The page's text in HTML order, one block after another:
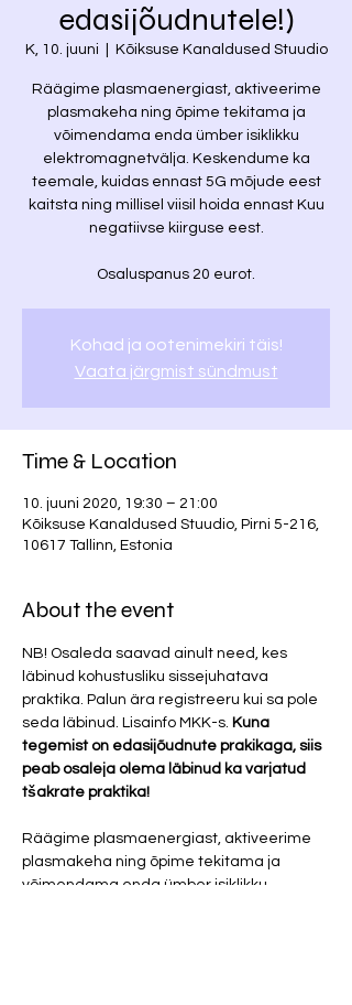
edasijõudnutele!)
K, 10. juuni Kõiksuse Kanaldused Stuudio
Räägime plasmaenergiast, aktiveerime
plasmakeha ning õpime tekitama ja
võimendama enda ümber isiklikku
elektromagnetvälja. Keskendume ka
teemale, kuidas ennast 5G mõjude eest
kaitsta ning millisel viisil hoida ennast Kuu
negatiivse kiirguse eest.
Osaluspanus 20 eurot.
Kohad ja ootenimekiri täis!
Vaata järgmist sündmust
Time & Location
10. juuni 2020, 19:30 – 21:00
Kõiksuse Kanaldused Stuudio, Pirni 5-216,
10617 Tallinn, Estonia
About the event
NB! Osaleda saavad ainult need, kes
läbinud kohustusliku sissejuhatava
praktika. Palun ära registreeru kui sa pole
seda läbinud. Lisainfo MKK-s. Kuna
tegemist on edasijõudnute prakikaga, siis
peab osaleja olema läbinud ka varjatud
tšakrate praktika!
Räägime plasmaenergiast, aktiveerime
plasmakeha ning õpime tekitama ja
võimendama enda ümber isiklikku